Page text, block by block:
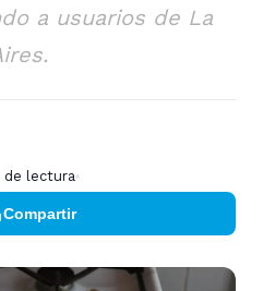
a usuarios de La
de lectura
Compartir